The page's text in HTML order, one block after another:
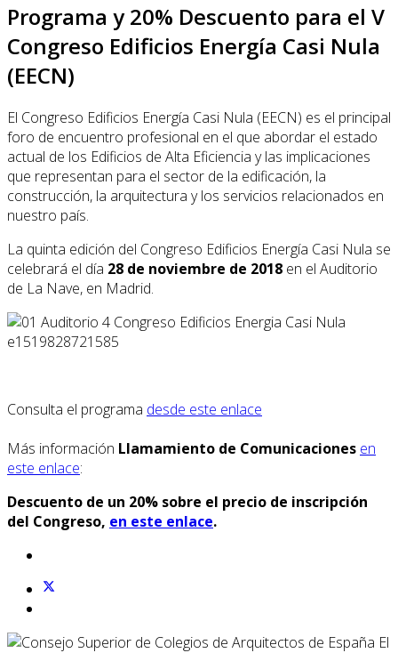
Programa y 20% Descuento para el V
Congreso Edificios Energía Casi Nula
(EECN)
El Congreso Edificios Energía Casi Nula (EECN) es el principal
foro de encuentro profesional en el que abordar el estado
actual de los Edificios de Alta Eficiencia y las implicaciones
que representan para el sector de la edificación, la
construcción, la arquitectura y los servicios relacionados en
nuestro país.
La quinta edición del Congreso Edificios Energía Casi Nula se
celebrará el día 28 de noviembre de 2018 en el Auditorio
de La Nave, en Madrid.
Consulta el programa desde este enlace
Más información Llamamiento de Comunicaciones en
este enlace:
Descuento de un 20% sobre el precio de inscripción
del Congreso, en este enlace.
El